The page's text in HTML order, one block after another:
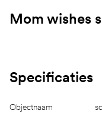
Mom wishes
Specificaties
Objectnaam